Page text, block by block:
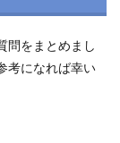
問をまとめまし
考になれば幸い